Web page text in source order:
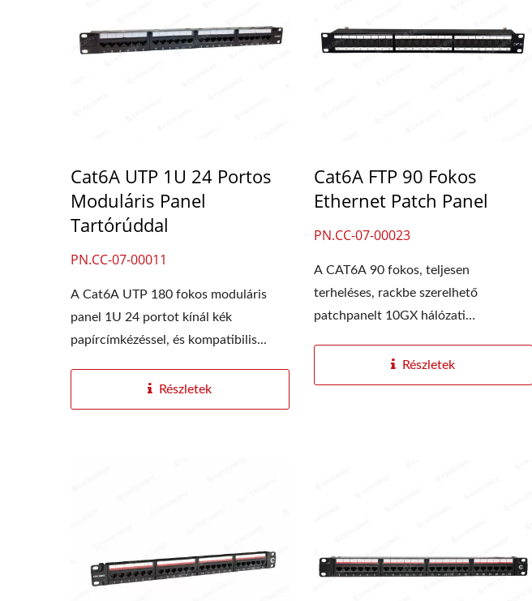
Cat6A UTP 1U 24 Portos
Moduláris Panel
Tartórúddal
PN.CC-07-00011
A Cat6A UTP 180 fokos moduláris
panel 1U 24 portot kínál kék
papírcímkézéssel, és kompatibilis...
Részletek
Cat6A FTP 90 Fokos
Ethernet Patch Panel
PN.CC-07-00023
A CAT6A 90 fokos, teljesen
terheléses, rackbe szerelhető
patchpanelt 10GX hálózati
Részletek
4PPoE Keystone Csatlakozó
LGX 3 Nyílású Száloptikai
Panel